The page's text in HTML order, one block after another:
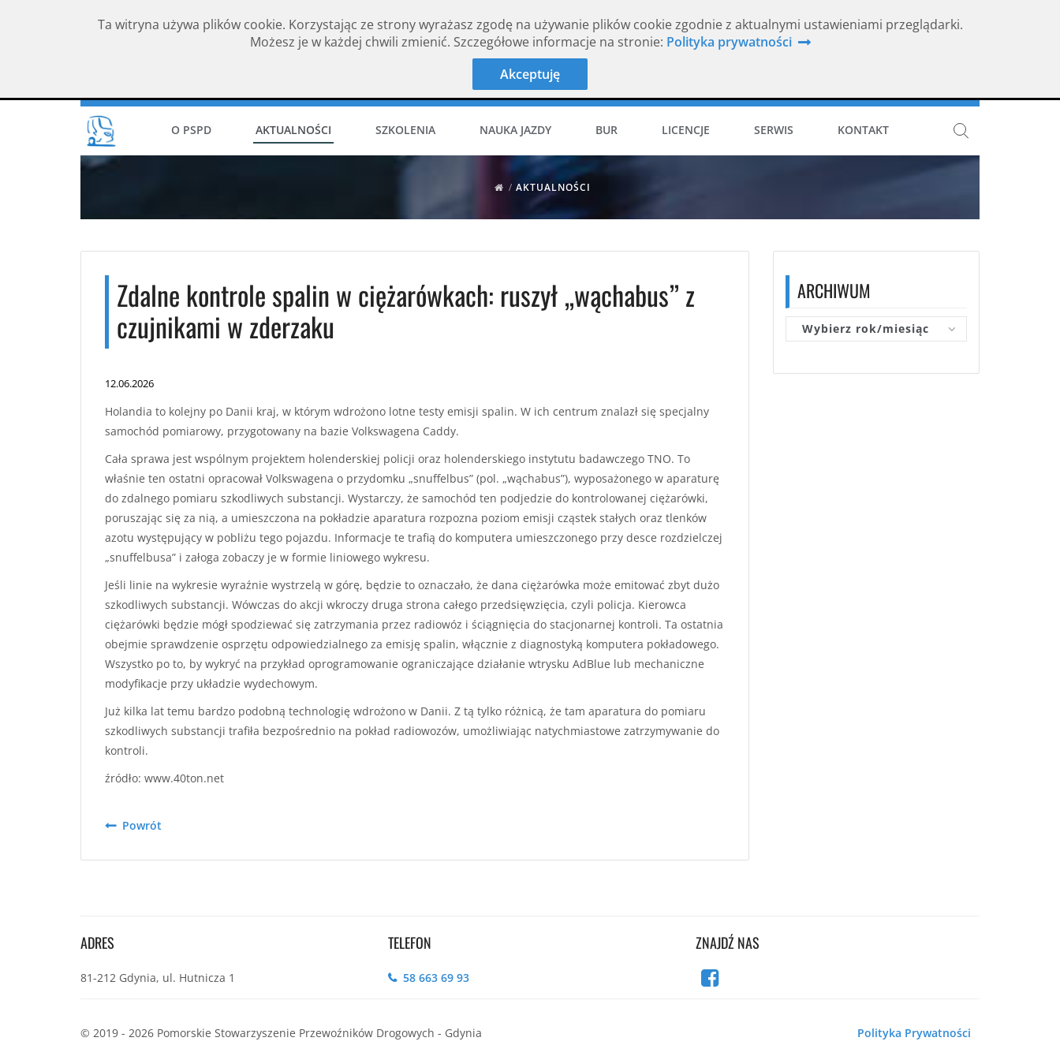
O PSPD AKTUALNOŚCI SZKOLENIA NAUKA JAZDY BUR LICENCJE SERWIS KONTAKT
/AKTUALNOŚCI
Zdalne kontrole spalin w ciężarówkach: ruszył „wąchabus” z
czujnikami w zderzaku
12.06.2026
Holandia to kolejny po Danii kraj, w którym wdrożono lotne testy emisji spalin. W ich centrum znalazł się specjalny
samochód pomiarowy, przygotowany na bazie Volkswagena Caddy.
Cała sprawa jest wspólnym projektem holenderskiej policji oraz holenderskiego instytutu badawczego TNO. To
właśnie ten ostatni opracował Volkswagena o przydomku „snuffelbus” (pol. „wąchabus”), wyposażonego w aparaturę
do zdalnego pomiaru szkodliwych substancji. Wystarczy, że samochód ten podjedzie do kontrolowanej ciężarówki,
poruszając się za nią, a umieszczona na pokładzie aparatura rozpozna poziom emisji cząstek stałych oraz tlenków
azotu występujący w pobliżu tego pojazdu. Informacje te trafią do komputera umieszczonego przy desce rozdzielczej
„snuffelbusa” i załoga zobaczy je w formie liniowego wykresu.
Jeśli linie na wykresie wyraźnie wystrzelą w górę, będzie to oznaczało, że dana ciężarówka może emitować zbyt dużo
szkodliwych substancji. Wówczas do akcji wkroczy druga strona całego przedsięwzięcia, czyli policja. Kierowca
ciężarówki będzie mógł spodziewać się zatrzymania przez radiowóz i ściągnięcia do stacjonarnej kontroli. Ta ostatnia
obejmie sprawdzenie osprzętu odpowiedzialnego za emisję spalin, włącznie z diagnostyką komputera pokładowego.
Wszystko po to, by wykryć na przykład oprogramowanie ograniczające działanie wtrysku AdBlue lub mechaniczne
modyfikacje przy układzie wydechowym.
Już kilka lat temu bardzo podobną technologię wdrożono w Danii. Z tą tylko różnicą, że tam aparatura do pomiaru
szkodliwych substancji trafiła bezpośrednio na pokład radiowozów, umożliwiając natychmiastowe zatrzymywanie do
kontroli.
źródło: www.40ton.net
Powrót
ARCHIWUM
Wybierz rok/miesiąc
ADRES
81-212 Gdynia, ul. Hutnicza 1
TELEFON
58 663 69 93
ZNAJDŹ NAS
Polityka Prywatności
© 2019 - 2026 Pomorskie Stowarzyszenie Przewoźników Drogowych - Gdynia
Ta witryna używa plików cookie. Korzystając ze strony wyrażasz zgodę na używanie plików cookie zgodnie z aktualnymi ustawieniami przeglądarki.
Możesz je w każdej chwili zmienić. Szczegółowe informacje na stronie: Polityka prywatności
Akceptuję